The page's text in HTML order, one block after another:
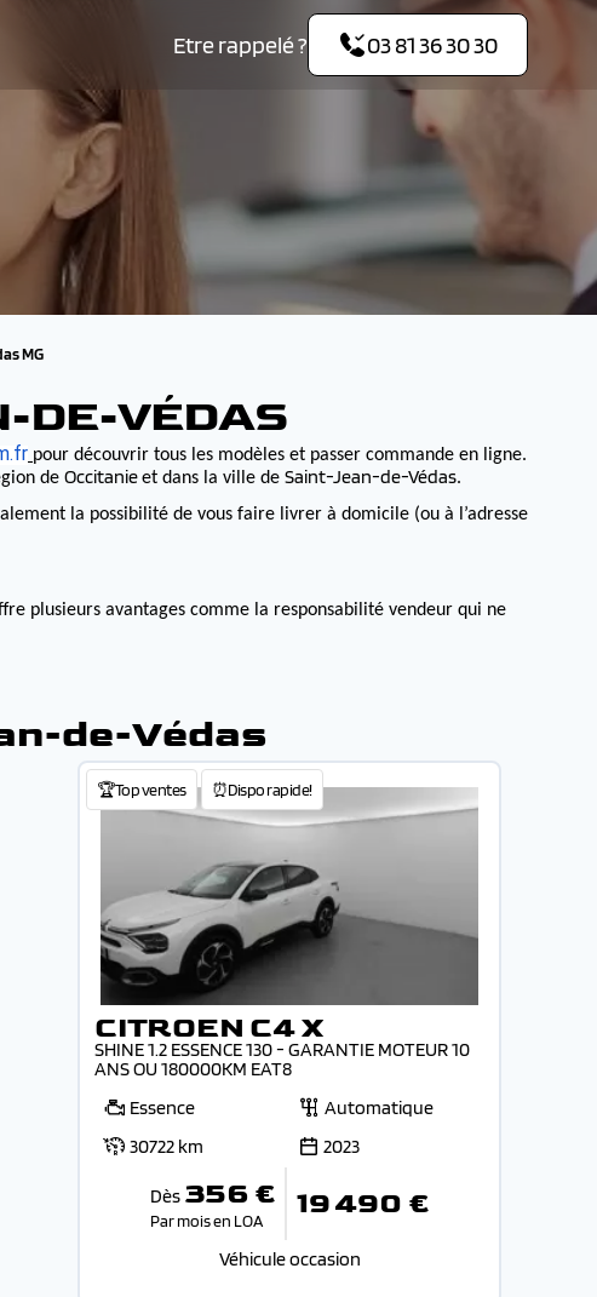
Etre rappelé ? 03 81 36 30 30
MG
DE-VÉDAS
pour découvrir tous les modèles et passer commande en ligne.
de Occitanieet dans la ville de Saint-Jean-de-Védas.
la possibilité de vous faire livrer à domicile (ou à l’adresse
plusieurs avantages comme la responsabilité vendeur qui ne
de-Védas
🏆Top ventes ⏰Dispo rapide!
CITROEN C4 X
SHINE 1.2 ESSENCE 130 - GARANTIE MOTEUR 10
ANS OU 180000KM EAT8
Essence
Automatique
30722 km
2023
Dès 356 €
Par mois en LOA 19 490 €
Véhicule occasion